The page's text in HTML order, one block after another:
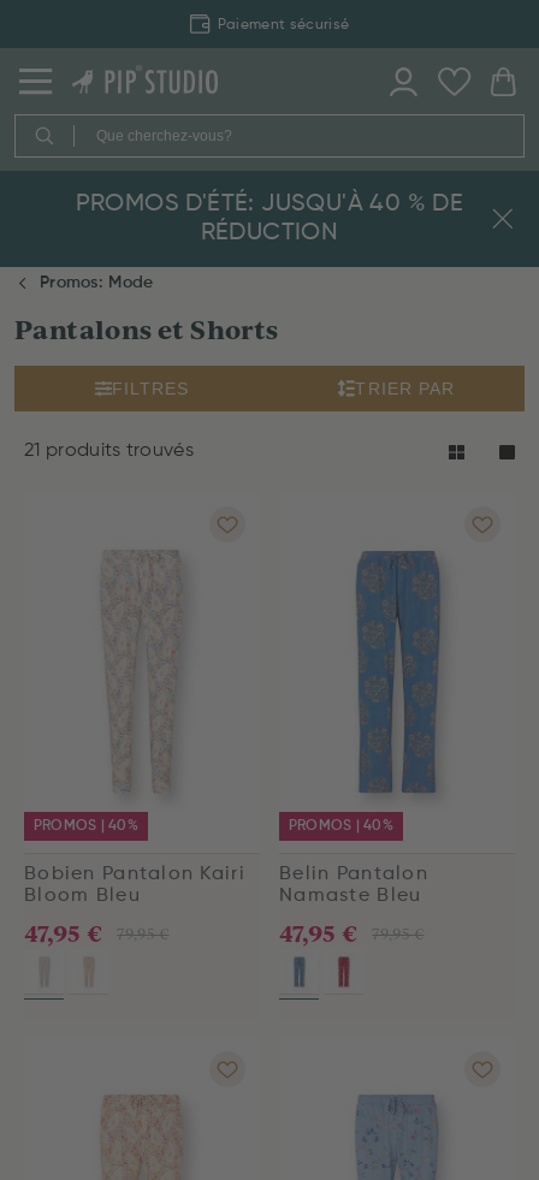
PROMOS D'ÉTÉ: JUSQU'À 40 % DE
RÉDUCTION
Promos: Mode
Pantalons et Shorts
FILTRES TRIER PAR
21 produits trouvés
PROMOS | 40%
Bobien Pantalon Kairi
Bloom Bleu
79,95 €
47,95 €
PROMOS | 40%
Belin Pantalon
Namaste Bleu
79,95 €
47,95 €